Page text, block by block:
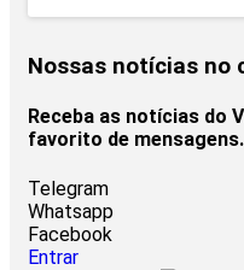
Nossas notícias no
Receba as notícias do
favorito de mensagens.
Telegram
Whatsapp
Facebook
Entrar